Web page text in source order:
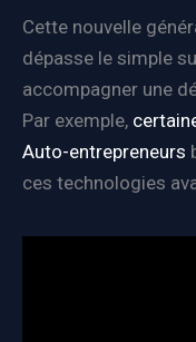
Cette nouvelle
dépasse le simple
accompagner une
Par exemple,
Auto-entrepreneurs
ces technologies